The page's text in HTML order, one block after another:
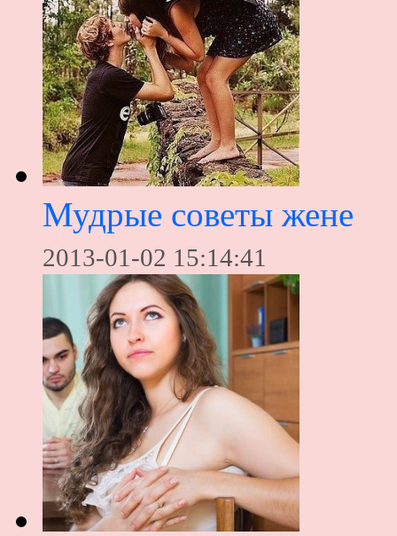
Мудрые советы жене
2013-01-02 15:14:41